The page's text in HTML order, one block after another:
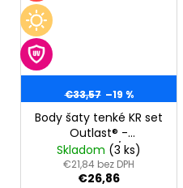
€33,57 –19 %
Body šaty tenké KR set
Outlast® -
sv.broskyňová/motýle
Skladom (3 ks)
€21,84 bez DPH
€26,86